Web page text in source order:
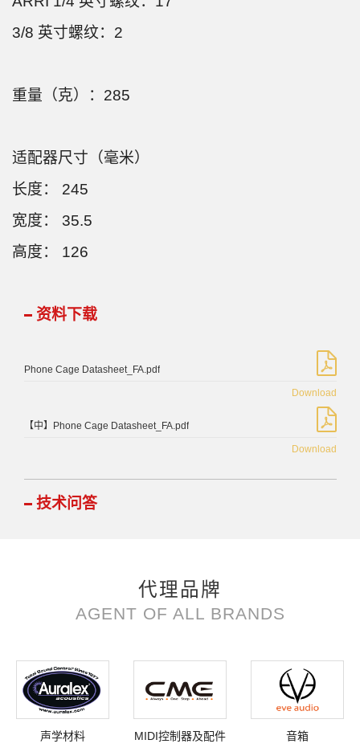
3/8 英寸螺纹：2
重量（克）：285
适配器尺寸（毫米）
长度： 245
宽度： 35.5
高度： 126
资料下载
Phone Cage Datasheet_FA.pdf
Download
【中】Phone Cage Datasheet_FA.pdf
Download
技术问答
代理品牌
AGENT OF ALL BRANDS
声学材料 MIDI控制器及配件 音箱